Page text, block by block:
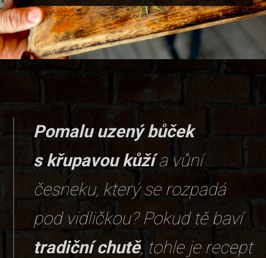
Pomalu uzený bůček
s křupavou kůžía vůní
česneku, který se rozpadá
pod vidličkou? Pokud tě baví
tradiční chutě, tohle je recept